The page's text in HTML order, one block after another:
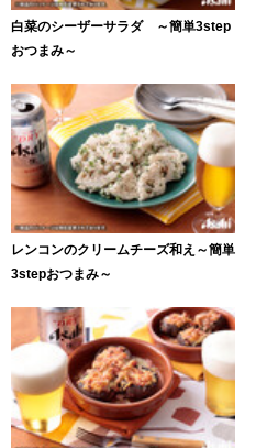
白菜のシーザーサラダ ～簡単3step
おつまみ～
レンコンのクリームチーズ和え～簡単
3stepおつまみ～